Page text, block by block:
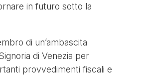
in futuro sotto la
di un’ambascita
di Venezia per
provvedimenti fiscali e